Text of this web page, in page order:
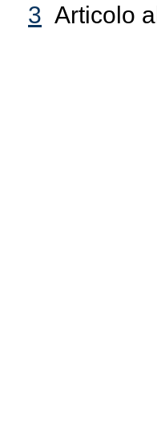
3 Articolo